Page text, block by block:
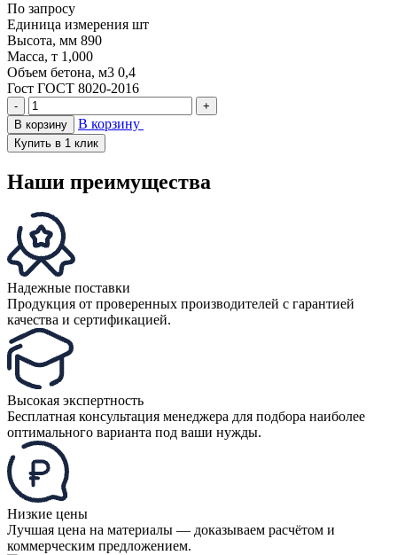
По запросу
Единица измерения шт
Высота, мм 890
Масса, т 1,000
Объем бетона, м3 0,4
Гост ГОСТ 8020-2016
-
+
В корзину
В корзину
Купить в 1 клик
Наши преимущества
Надежные поставки
Продукция от проверенных производителей с гарантией
качества и сертификацией.
Высокая экспертность
Бесплатная консультация менеджера для подбора наиболее
оптимального варианта под ваши нужды.
Низкие цены
Лучшая цена на материалы — доказываем расчётом и
коммерческим предложением.